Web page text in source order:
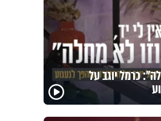
כרמל יוגב על